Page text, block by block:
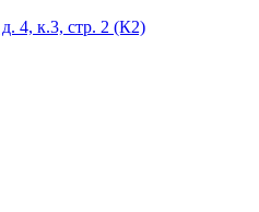
4, к.3, стр. 2 (К2)